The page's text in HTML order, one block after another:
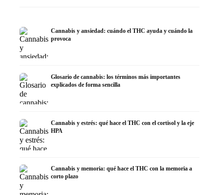
Cannabis y ansiedad: cuándo el THC ayuda y cuándo la
provoca
Glosario de cannabis: los términos más importantes
explicados de forma sencilla
Cannabis y estrés: qué hace el THC con el cortisol y la eje
HPA
Cannabis y memoria: qué hace el THC con la memoria a
corto plazo